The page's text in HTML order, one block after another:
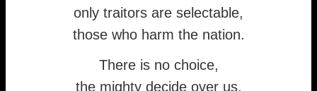
only traitors are selectable,
those who harm the nation.
There is no choice,
the mighty decide over us,